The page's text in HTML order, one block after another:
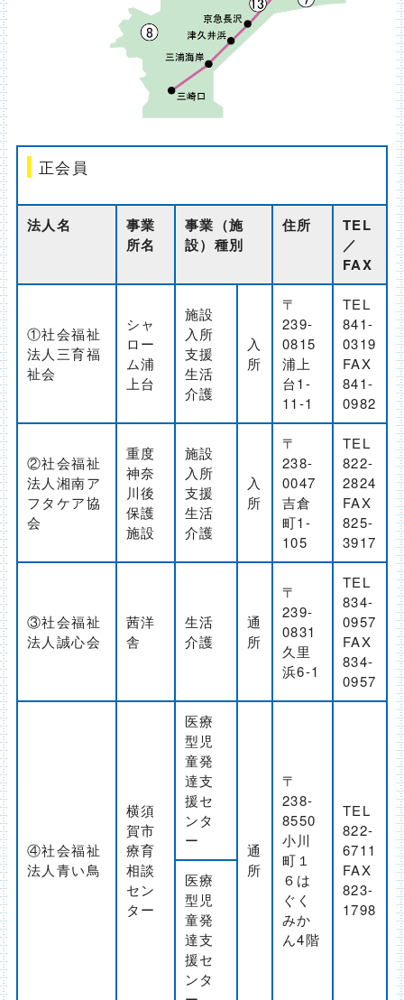
正会員
法人名
事業
所名
事業（施
設）種別
住所
TEL
／
FAX
①社会福祉
法人三育福
祉会
シャ
ロー
ム浦
上台
施設
入所
支援
生活
介護
入
所
〒
239-
0815
浦上
台1-
11-1
TEL
841-
0319
FAX
841-
0982
②社会福祉
法人湘南ア
フタケア協
会
重度
神奈
川後
保護
施設
施設
入所
支援
生活
介護
入
所
〒
238-
0047
吉倉
町1-
105
TEL
822-
2824
FAX
825-
3917
③社会福祉
法人誠心会
茜洋
舎
生活
介護
通
所
〒
239-
0831
久里
浜6-1
TEL
834-
0957
FAX
834-
0957
④社会福祉
法人青い鳥
横須
賀市
療育
相談
セン
ター
医療
型児
童発
達支
援セ
ンタ
ー
通
所
〒
238-
8550
小川
町１
６は
ぐく
みか
ん4階
TEL
822-
6711
FAX
823-
1798
医療
型児
童発
達支
援セ
ンタ